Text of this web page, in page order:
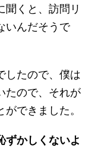
聞くと、訪問リ
いんだそうで
したので、僕は
たので、それが
できました。
ずかしくないよ